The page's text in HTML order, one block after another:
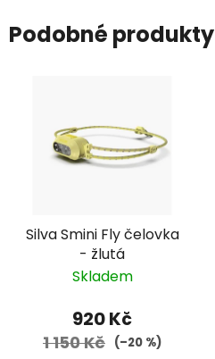
Podobné produkty
Silva Smini Fly čelovka
- žlutá
Skladem
920 Kč
1 150 Kč (–20 %)